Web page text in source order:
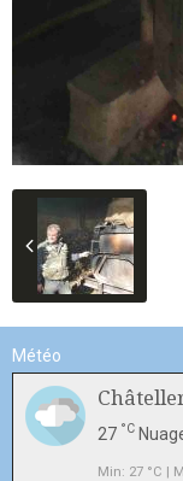
Météo
27 °C
Min: 27 °C |